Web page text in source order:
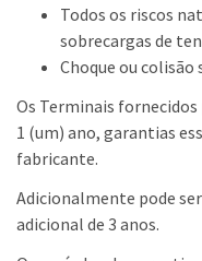
Todos os riscos
sobrecargas de
Choque ou colisão
Os Terminais
1 (um) ano, garantias
fabricante.
Adicionalmente pode
adicional de 3 anos.